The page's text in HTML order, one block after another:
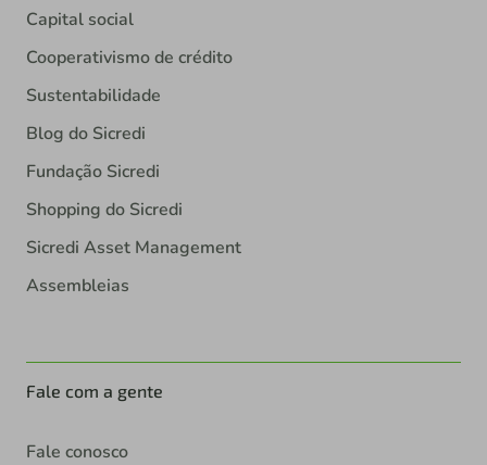
Capital social
Cooperativismo de crédito
Sustentabilidade
Blog do Sicredi
Fundação Sicredi
Shopping do Sicredi
Sicredi Asset Management
Assembleias
Fale com a gente
Fale conosco